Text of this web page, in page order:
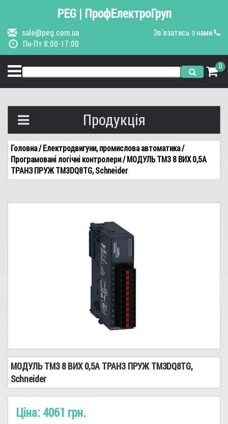
PEG | ПрофЕлектроГруп
sale@peg.com.ua
Пн-Пт 8:00-17:00
Зв'язатись з нами
0
Продукція
Вимикачі автоматичні
Керування та індикація
Пускачі, контактори
Сирени, дзвінки, вогні
Світло
Лічильники
Головна/ Електродвигуни, промислова автоматика/
Програмовані логічні контролери/ МОДУЛЬ TM3 8 ВИХ 0,5А
ТРАНЗ ПРУЖ TM3DQ8TG, Schneider
МОДУЛЬ TM3 8 ВИХ 0,5А ТРАНЗ ПРУЖ TM3DQ8TG,
Schneider
Ціна: 4061 грн.